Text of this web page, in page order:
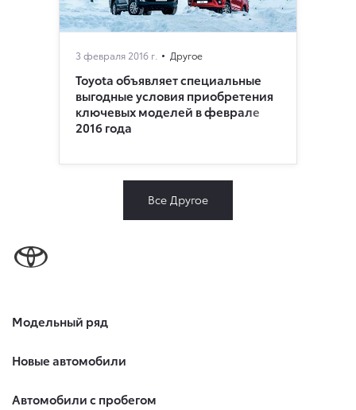
3 февраля 2016 г. Другое
Toyota объявляет специальные
выгодные условия приобретения
ключевых моделей в феврале
2016 года
Все Другое
Модельный ряд
Новые автомобили
Автомобили с пробегом